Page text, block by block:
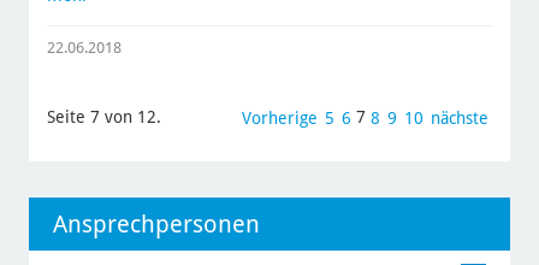
22.06.2018
Seite 7 von 12. Vorherige 5 6 7 8 9 10 nächste
Ansprechpersonen